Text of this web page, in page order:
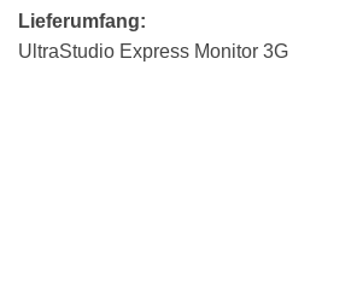
Lieferumfang:
UltraStudio Express Monitor 3G